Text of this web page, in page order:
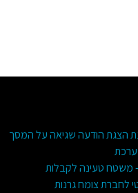
הצגת הודעה שגיאה על המסך
משטח טעינה לקבלות
לחברת צומח גרנות